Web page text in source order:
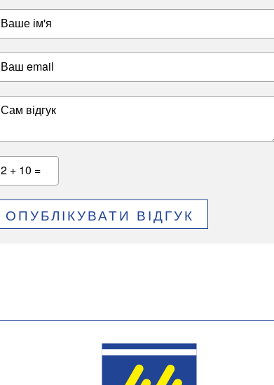
Ваше ім'я
Ваш email
Сам відгук
2 + 10 =
ОПУБЛІКУВАТИ ВІДГУК